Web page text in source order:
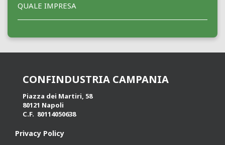
QUALE IMPRESA
CONFINDUSTRIA CAMPANIA
Piazza dei Martiri, 58
80121 Napoli
C.F. 80114050638
Privacy Policy